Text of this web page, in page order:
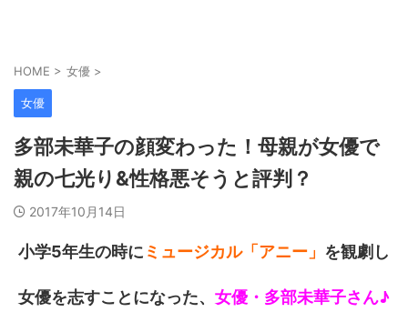
HOME > 女優 >
女優
多部未華子の顔変わった！母親が女優で
親の七光り&性格悪そうと評判？
2017年10月14日
小学5年生の時に ミュージカル「アニー」 を観劇し
女優を志すことになった、 女優・多部未華子さん♪